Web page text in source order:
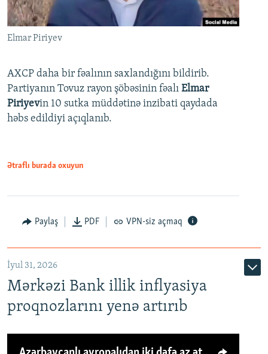
Elmar Piriyev
AXCP daha bir fəalının saxlandığını bildirib.
Partiyanın Tovuz rayon şöbəsinin fəalı Elmar
Piriyevin 10 sutka müddətinə inzibati qaydada
həbs edildiyi açıqlanıb.
Ətraflı burada oxuyun
Paylaş PDF VPN-siz açmaq
İyul 31, 2026
Mərkəzi Bank illik inflyasiya
proqnozlarını yenə artırıb